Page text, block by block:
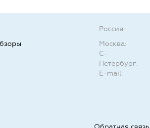
Россия:
Москва:
С-
Петербург:
E-mail: